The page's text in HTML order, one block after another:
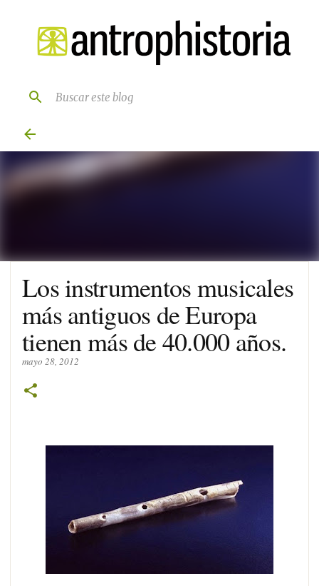
Ir al contenido principal
Los instrumentos musicales
más antiguos de Europa
tienen más de 40.000 años.
mayo 28, 2012